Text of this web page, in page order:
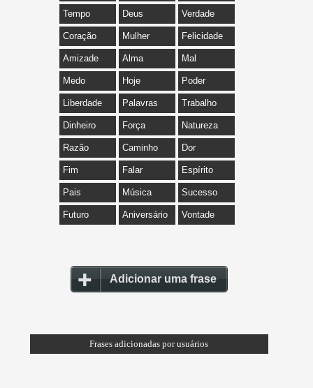
Tempo Deus Verdade
Coração Mulher Felicidade
Amizade Alma Mal
Medo Hoje Poder
Liberdade Palavras Trabalho
Dinheiro Força Natureza
Razão Caminho Dor
Fim Falar Espírito
Pais Música Sucesso
Futuro Aniversário Vontade
Adicionar uma frase
Frases adicionadas por usuários